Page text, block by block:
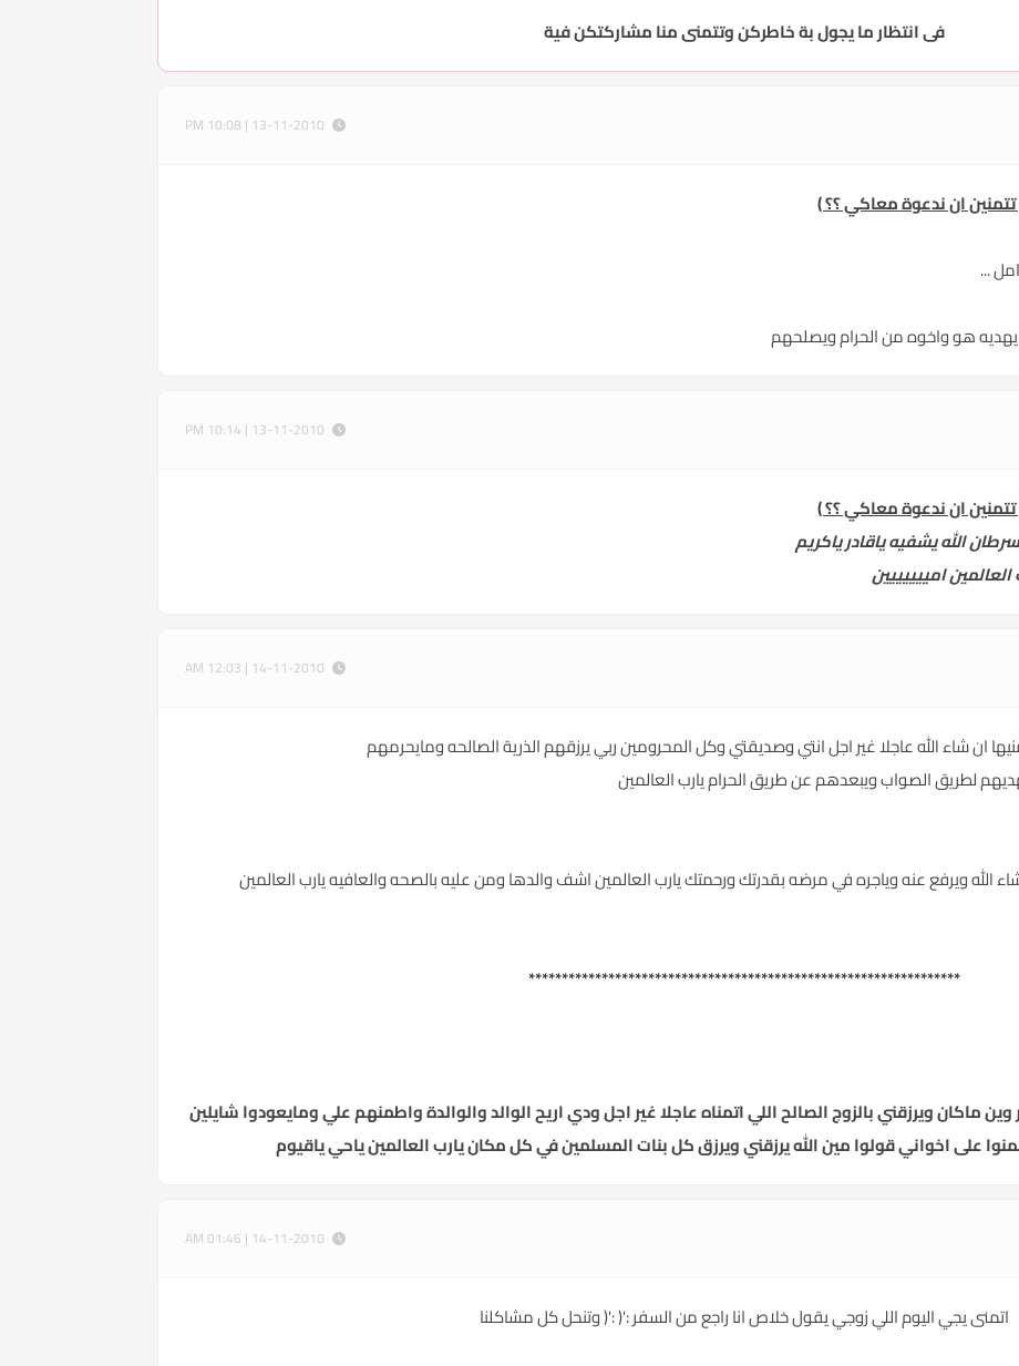
فى انتظار ما يجول بة خاطركن وتتمنى منا مشاركتكن فية
ان ندعوة معاكي ؟؟ )
...
هو واخوه من الحرام ويصلحهم
ان ندعوة معاكي ؟؟ )
الله يشفيه ياقادر ياكريم
امييييييين
ان شاء الله عاجلا غير اجل انتي وصديقتي وكل المحرومين ربي يرزقهم الذرية الصالحه ومايحرمهم
لطريق الصواب ويبعدهم عن طريق الحرام يارب العالمين
الله ويرفع عنه وياجره في مرضه بقدرتك ورحمتك يارب العالمين اشف والدها ومن عليه بالصحه والعافيه يارب العالمين
*****************************************************************
ماكان ويرزقني بالزوج الصالح اللي اتمناه عاجلا غير اجل ودي اريح الوالد والوالدة واطمنهم علي ومايعودوا شايلين
على اخواني قولوا مين الله يرزقني ويرزق كل بنات المسلمين في كل مكان يارب العالمين ياحي ياقيوم
اتمنى يجي اليوم اللي زوجي يقول خلاص انا راجع من السفر :'( :'( وتنحل كل مشاكلنا